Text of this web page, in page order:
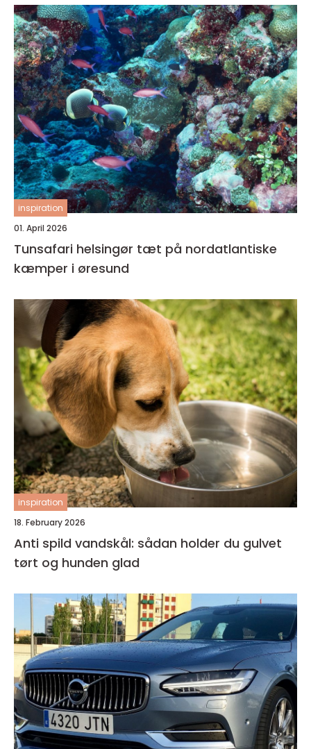
inspiration
01. April 2026
Tunsafari helsingør tæt på nordatlantiske
kæmper i øresund
inspiration
18. February 2026
Anti spild vandskål: sådan holder du gulvet
tørt og hunden glad